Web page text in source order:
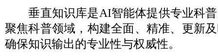
垂直知识库是AI智能体提供专业科普
聚焦科普领域，构建全面、精准、更新
确保知识输出的专业性与权威性。